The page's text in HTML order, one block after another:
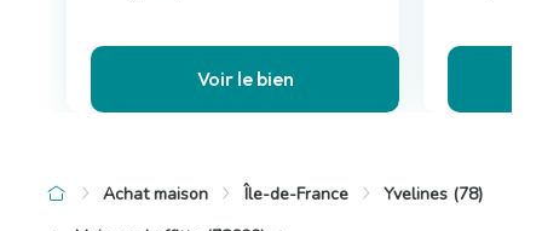
Voir le bien
Achat maison Île-de-France
Yvelines (78)